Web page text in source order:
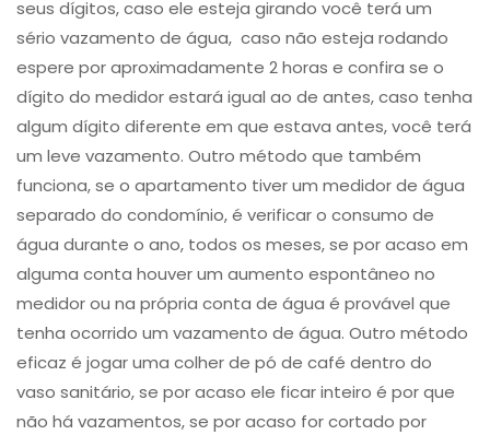
seus dígitos, caso ele esteja girando você terá um
sério ​vazamento de água, ​ caso não esteja rodando
espere por aproximadamente 2 horas e confira se o
dígito do medidor estará igual ao de antes, caso tenha
algum dígito diferente em que estava antes, você terá
um leve vazamento. Outro método que também
funciona, se o apartamento tiver um medidor de água
separado do condomínio, é verificar o consumo de
água durante o ano, todos os meses, se por acaso em
alguma conta houver um aumento espontâneo no
medidor ou na própria conta de água é provável que
tenha ocorrido um vazamento de água. Outro método
eficaz é jogar uma colher de pó de café dentro do
vaso sanitário, se por acaso ele ficar inteiro é por que
não há vazamentos, se por acaso for cortado por